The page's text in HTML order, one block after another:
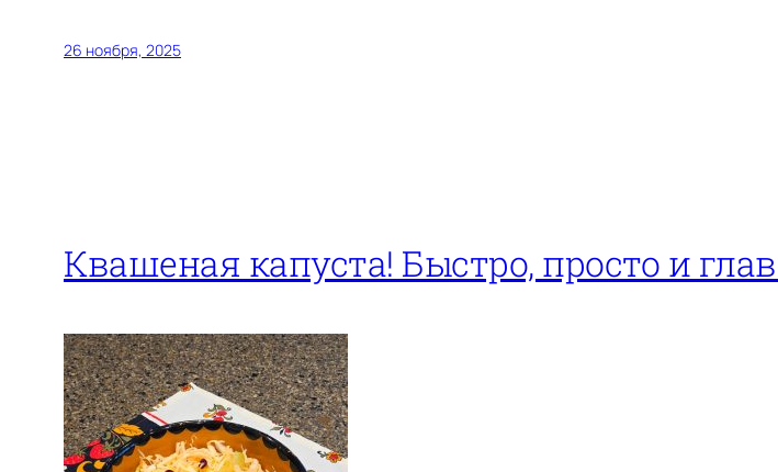
26 ноября, 2025
Квашеная капуста! Быстро, просто и